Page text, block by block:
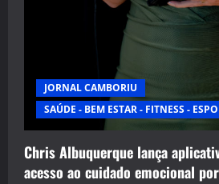
JORNAL CAMBORIU
SAÚDE - BEM ESTAR - FITNESS -
Chris Albuquerque lança
acesso ao cuidado emocional